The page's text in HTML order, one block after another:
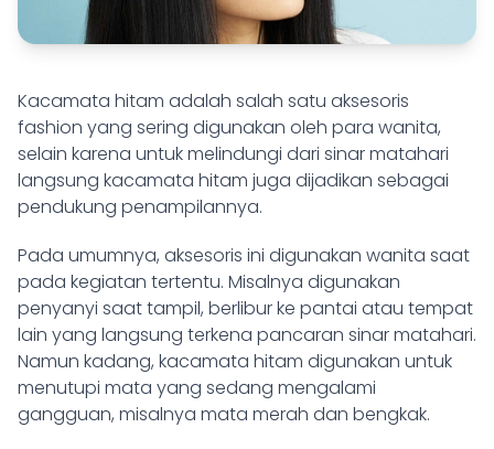
Kacamata hitam adalah salah satu aksesoris
fashion yang sering digunakan oleh para wanita,
selain karena untuk melindungi dari sinar matahari
langsung kacamata hitam juga dijadikan sebagai
pendukung penampilannya.
Pada umumnya, aksesoris ini digunakan wanita saat
pada kegiatan tertentu. Misalnya digunakan
penyanyi saat tampil, berlibur ke pantai atau tempat
lain yang langsung terkena pancaran sinar matahari.
Namun kadang, kacamata hitam digunakan untuk
menutupi mata yang sedang mengalami
gangguan, misalnya mata merah dan bengkak.